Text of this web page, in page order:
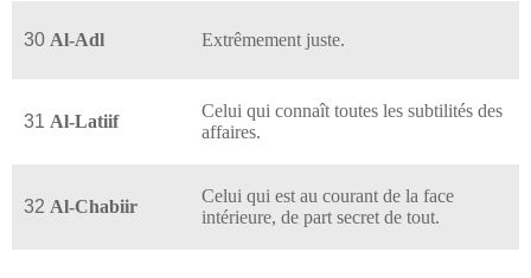
30 Al-Adl Extrêmement juste.
31 Al-Latiif
Celui qui connaît toutes les subtilités des
affaires.
32 Al-Chabiir
Celui qui est au courant de la face
intérieure, de part secret de tout.